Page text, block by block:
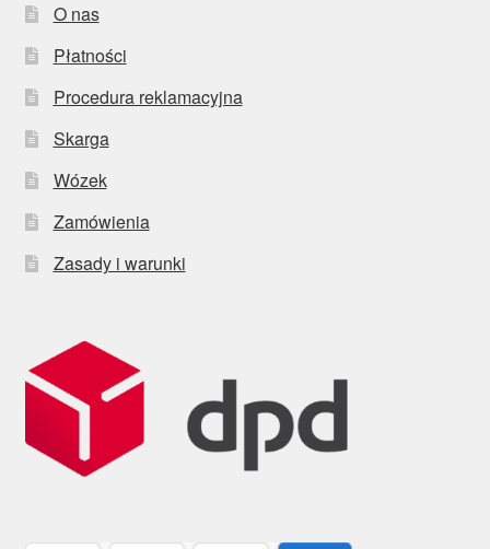
O nas
Płatności
Procedura reklamacyjna
Skarga
Wózek
Zamówienia
Zasady i warunki